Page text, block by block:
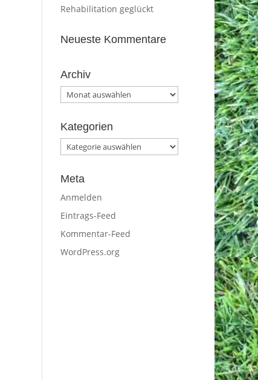
Rehabilitation geglückt
Neueste Kommentare
Archiv
Archiv
Kategorien
Kategorien
Meta
Anmelden
Eintrags-Feed
Kommentar-Feed
WordPress.org